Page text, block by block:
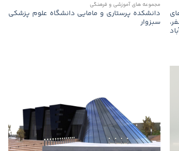
مجموعه های آموزشی و فرهنگی
دانشكده پرستاری و مامایی دانشگاه علوم پزشكی
سبزوار